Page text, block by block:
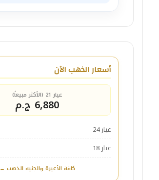
أسعار الذهب الآن
عيار 21 (الأكثر مبيعاً)
6,880 ج.م
عيار 24
عيار 18
كافة الأعيرة والجنيه الذهب ←